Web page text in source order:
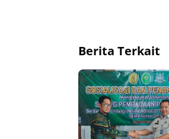
Berita Terkait